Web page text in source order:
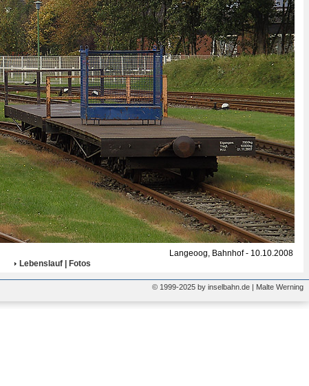
Langeoog, Bahnhof - 10.10.2008
Lebenslauf | Fotos
© 1999-2025 by inselbahn.de | Malte Werning